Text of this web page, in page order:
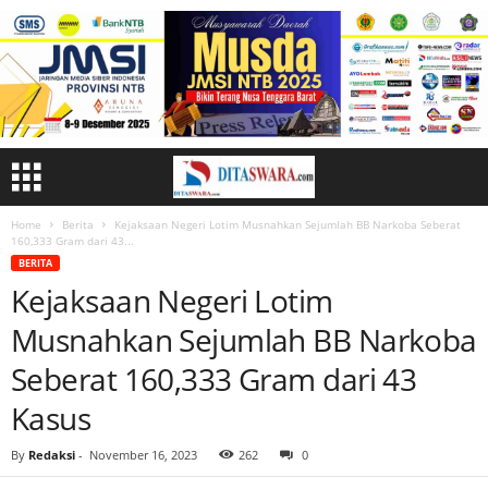
Home Berita
Kejaksaan Negeri Lotim Musnahkan Sejumlah BB Narkoba Seberat
160,333 Gram dari 43...
BERITA
Kejaksaan Negeri Lotim
Musnahkan Sejumlah BB Narkoba
Seberat 160,333 Gram dari 43
Kasus
By Redaksi - November 16, 2023 262 0